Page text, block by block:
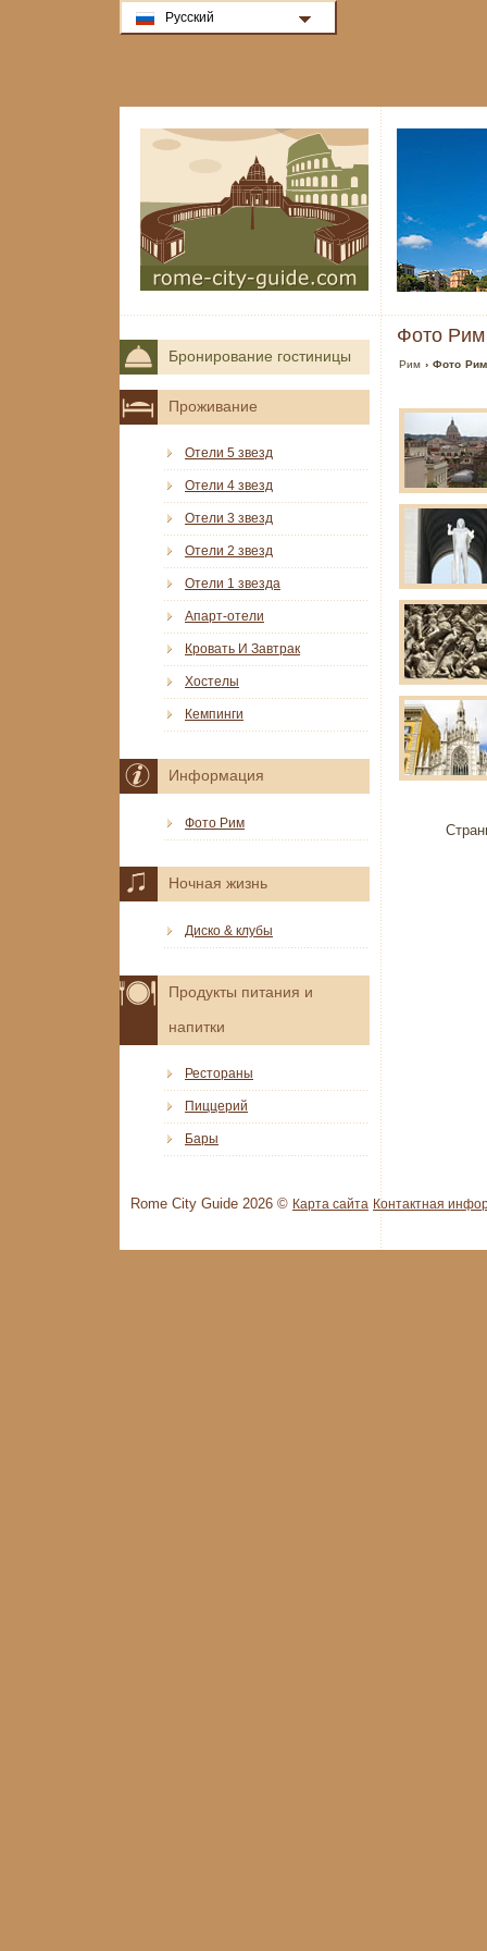
Фото Рим
Рим › Фото Рим
Бронирование гостиницы
Проживание
Отели 5 звезд
Отели 4 звезд
Отели 3 звезд
Отели 2 звезд
Отели 1 звезда
Апарт-отели
Кровать И Завтрак
Хостелы
Кемпинги
Информация
Фото Рим
Ночная жизнь
Диско & клубы
Продукты питания и
напитки
Рестораны
Пиццерий
Бары
Rome City Guide 2026 © Карта сайта Контактная
Русский